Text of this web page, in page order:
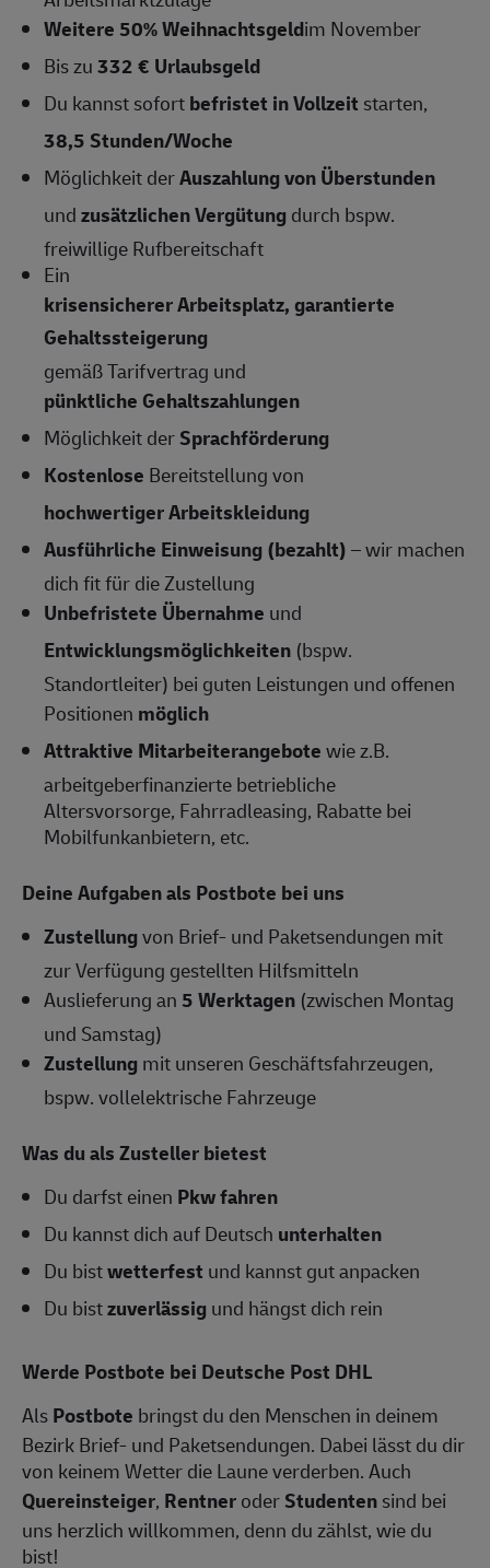
Weitere 50% Weihnachtsgeldim November
Bis zu332 € Urlaubsgeld
Du kannst sofortbefristet in Vollzeit starten,
38,5Stunden/Woche
Möglichkeit derAuszahlung von Überstunden
undzusätzlichen Vergütungdurch bspw.
freiwillige Rufbereitschaft
Ein
krisensicherer Arbeitsplatz, garantierte
Gehaltssteigerung
gemäß Tarifvertrag und
pünktliche Gehaltszahlungen
Möglichkeit derSprachförderung
Kostenlose Bereitstellung von
hochwertiger Arbeitskleidung
Ausführliche Einweisung (bezahlt)– wir machen
dich fit für die Zustellung
Unbefristete Übernahme und
Entwicklungsmöglichkeiten (bspw.
Standortleiter) bei guten Leistungen und offenen
Positionen möglich
Attraktive Mitarbeiterangebotewie z.B.
arbeitgeberfinanzierte betriebliche
Altersvorsorge, Fahrradleasing, Rabatte bei
Mobilfunkanbietern, etc.
Deine Aufgaben als Postbote bei uns
Zustellungvon Brief- und Paketsendungen mit
zur Verfügung gestellten Hilfsmitteln
Auslieferung an5 Werktagen (zwischen Montag
und Samstag)
Zustellungmit unseren Geschäftsfahrzeugen,
bspw. vollelektrische Fahrzeuge
Was du als Zusteller bietest
Du darfst einen Pkw fahren
Du kannst dich auf Deutsch unterhalten
Du bistwetterfest und kannst gut anpacken
Du bistzuverlässigund hängst dich rein
Werde Postbote bei Deutsche Post DHL
AlsPostbote bringst du den Menschen in deinem
Bezirk Brief- und Paketsendungen. Dabei lässt du dir
von keinem Wetter die Laune verderben. Auch
Quereinsteiger, RentneroderStudentensind bei
uns herzlich willkommen, denn du zählst, wie du
bist!